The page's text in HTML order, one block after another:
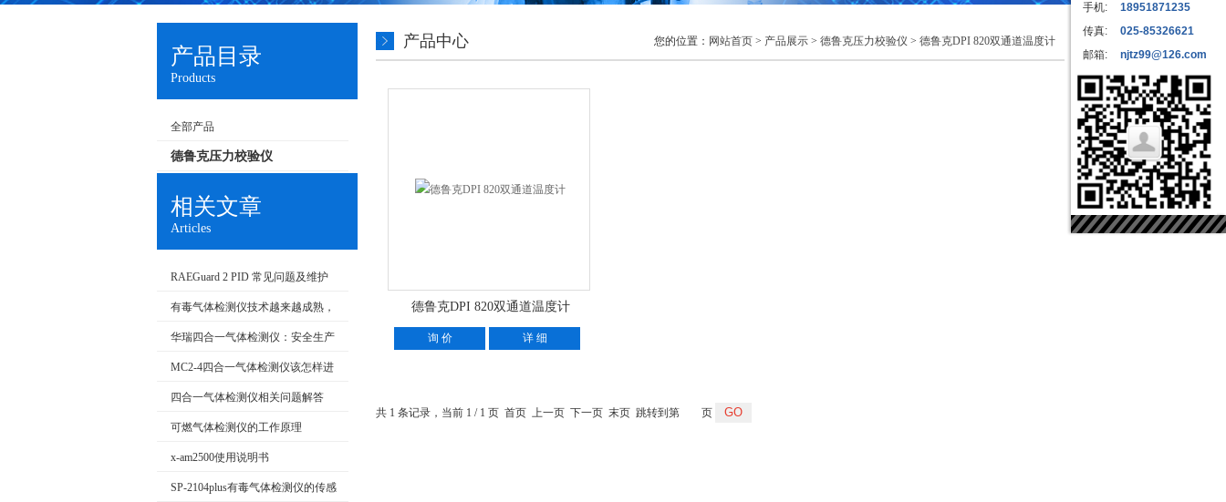
产品目录
Products
全部产品
德鲁克压力校验仪
相关文章
Articles
RAEGuard 2 PID 常见问题及维护
有毒气体检测仪技术越来越成熟，
选择性也越来越多
华瑞四合一气体检测仪：安全生产
的守护神
MC2-4四合一气体检测仪该怎样进
行保养?
四合一气体检测仪相关问题解答
可燃气体检测仪的工作原理
x-am2500使用说明书
SP-2104plus有毒气体检测仪的传感
产品中心 您的位置： 网站首页 > 产品展示 > 德鲁克压力校验仪 > 德鲁克DPI 820双通道温度计
德鲁克DPI 820双通道温度计
询 价 详 细
共 1 条记录，当前 1 / 1 页 首页 上一页 下一页 末页 跳转到第 页
手机:
18951871235
传真:
025-85326621
邮箱:
njtz99@126.com